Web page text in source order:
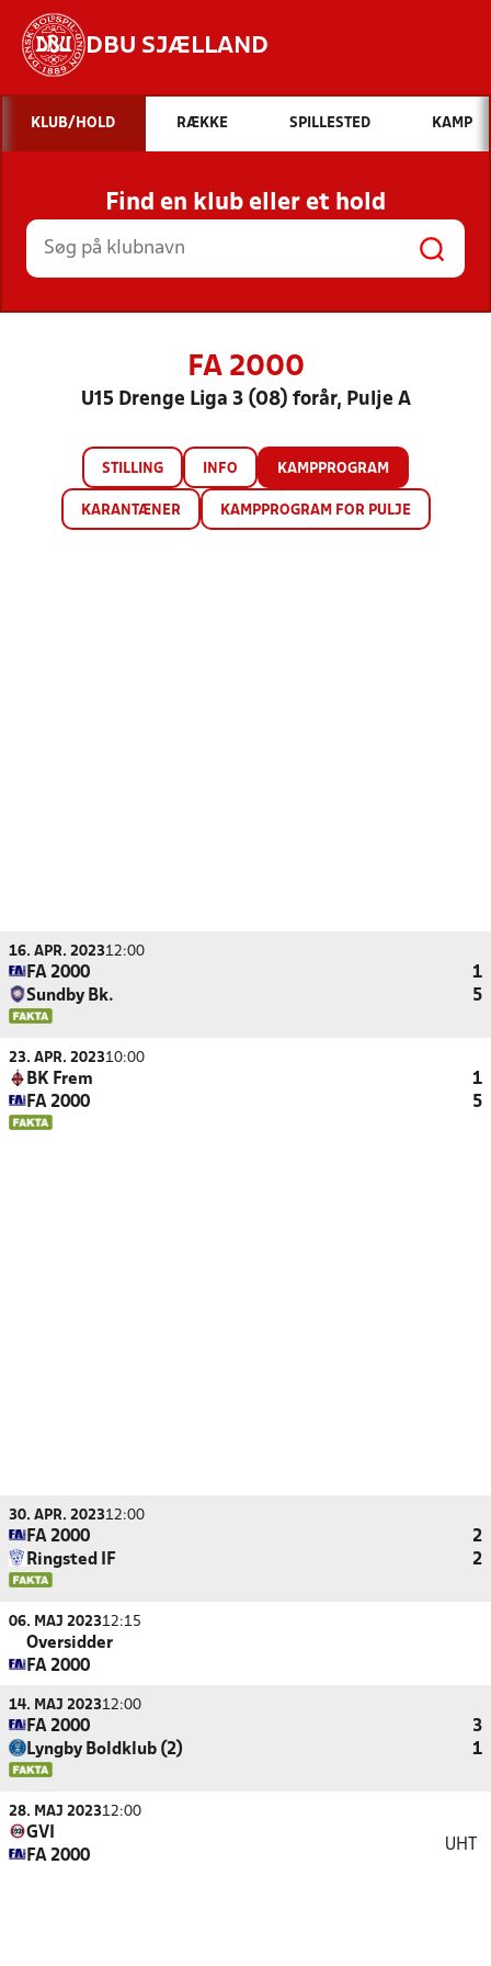
DBU SJÆLLAND
Hvad vil du søge efter?
INDHOLD OG NYHEDER
STILLINGER, RESULTATER, KLUBBER OG
HOLD
KLUB/HOLD RÆKKE SPILLESTED KAMP
Find en klub eller et hold
FA 2000
U15 Drenge Liga 3 (08) forår, Pulje A
STILLING INFO KAMPPROGRAM
KARANTÆNER KAMPPROGRAM FOR PULJE
16. APR. 202312:00
FA 2000
1
Sundby Bk.
5
23. APR. 202310:00
BK Frem
1
FA 2000
5
30. APR. 202312:00
FA 2000
2
Ringsted IF
2
06. MAJ 202312:15
Oversidder
FA 2000
14. MAJ 202312:00
FA 2000
3
Lyngby Boldklub (2)
1
28. MAJ 202312:00
GVI
FA 2000
UHT